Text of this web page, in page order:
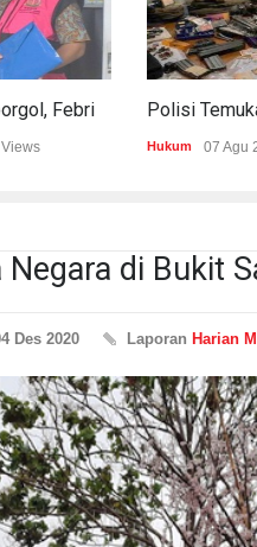
Pakai Rompi Dan Diborgol, Febrie Adriansyah Jalani Pemeriksaan Sebagai Tersangka TPPU
Hukum 07 Agu
Negara di Bukit
Des 2020 Laporan Harian